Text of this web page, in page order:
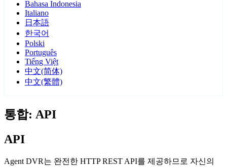
Bahasa Indonesia
Italiano
日本語
한국어
Polski
Português
Tiếng Việt
中文(简体)
中文(繁體)
통합: API
API
Agent DVR는 완전한 HTTP REST API를 제공하므로 자신의